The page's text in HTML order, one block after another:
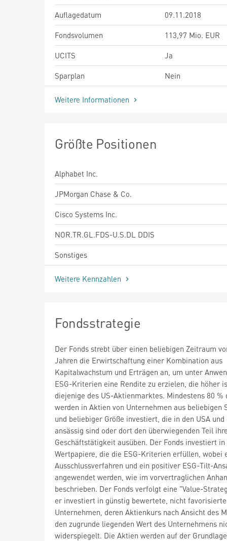
Auflagedatum
09.11.2018
Fondsvolumen
113,97 Mio. EUR
UCITS
Ja
Sparplan
Nein
Weitere Informationen
Größte Positionen
Alphabet Inc.
JPMorgan Chase & Co.
Cisco Systems Inc.
NOR.TR.GL.FDS-U.S.DL DDIS
Sonstiges
Weitere Kennzahlen
Fondsstrategie
Der Fonds strebt über einen beliebigen Zeitraum
Jahren die Erwirtschaftung einer Kombination aus
Kapitalwachstum und Erträgen an, um unter
ESG-Kriterien eine Rendite zu erzielen, die höher
diejenige des US-Aktienmarktes. Mindestens 80 %
werden in Aktien von Unternehmen aus beliebigen
und beliebiger Größe investiert, die in den USA und
ansässig sind oder dort den überwiegenden Teil
Geschäftstätigkeit ausüben. Der Fonds investiert in
Wertpapiere, die die ESG-Kriterien erfüllen, wobei
Ausschlussverfahren und ein positiver ESG-Tilt-
angewendet werden, wie im vorvertraglichen
beschrieben. Der Fonds verfolgt eine "Value-
er investiert in günstig bewertete, nicht favorisierte
Unternehmen, deren Aktienkurs nach Ansicht des
den zugrunde liegenden Wert des Unternehmens
widerspiegelt. Die Aktien werden auf der